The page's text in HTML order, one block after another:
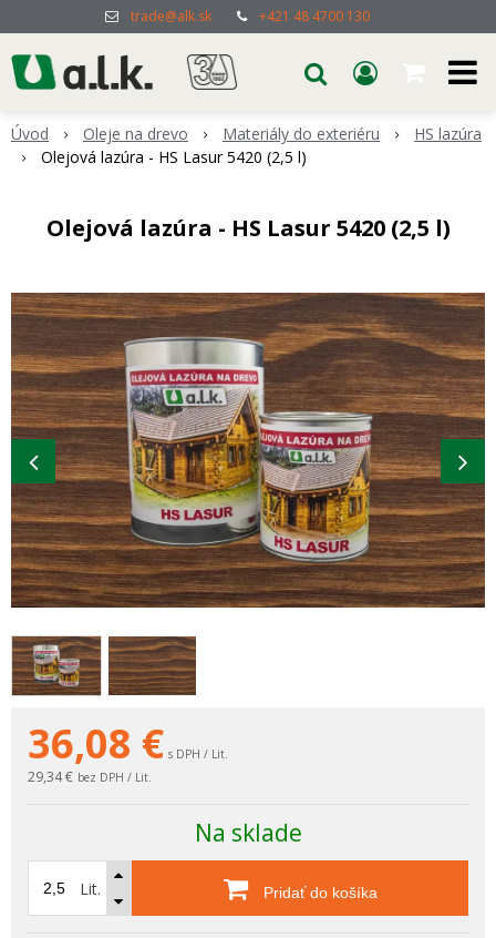
trade@alk.sk +421 48 4700 130
Úvod Oleje na drevo Materiály do exteriéru
HS lazúra
Olejová lazúra - HS Lasur 5420 (2,5 l)
Olejová lazúra - HS Lasur 5420 (2,5 l)
36,08 € s DPH / Lit.
29,34 € bez DPH / Lit.
Na sklade
Lit. Pridať do košíka